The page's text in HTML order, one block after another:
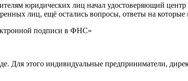
юридических лиц начал удостоверяющий
лиц, ещё остались вопросы, ответы на которые
Для этого индивидуальные предприниматели,